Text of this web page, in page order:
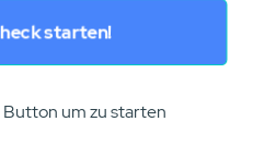
starten!
Button um zu starten